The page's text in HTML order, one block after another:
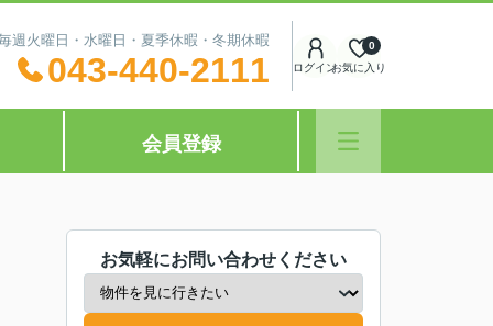
火曜日・水曜日・夏季休暇・冬期休暇
043-440-2111 ログインお気に入り
0
会員登録
お気軽にお問い合わせください